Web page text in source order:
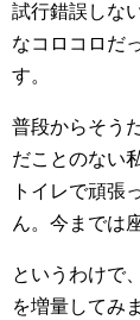
試行錯誤しな
なコロコロだ
す。
普段からそう
だことのない
トイレで頑張
ん。今までは
というわけで
を増量してみ